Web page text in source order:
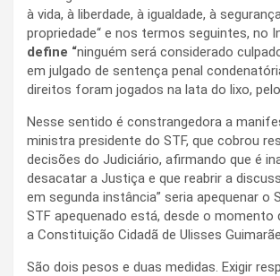
à vida, à liberdade, à igualdade, à
propriedade“ e nos termos seguintes, no
define “ninguém será considerado
em julgado de sentença penal
direitos foram jogados na lata do lixo, pelo
Nesse sentido é constrangedora a
ministra presidente do STF, que cobrou
decisões do Judiciário, afirmando que é
desacatar a Justiça e que reabrir a
em segunda instância” seria apequenar o
STF apequenado está, desde o momento
a Constituição Cidadã de Ulisses
São dois pesos e duas medidas. Exigir